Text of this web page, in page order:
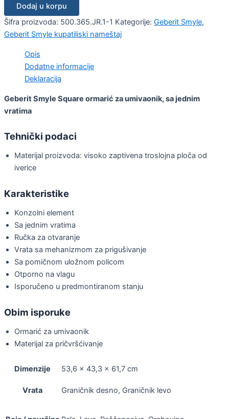
Dodaj u korpu
Šifra proizvoda: 500.365.JR.1-1 Kategorije: Geberit Smyle,
Geberit Smyle kupatiliski nameštaj
Opis
Dodatne informacije
Deklaracija
Geberit Smyle Square ormarić za umivaonik, sa jednim
vratima
Tehnički podaci
Materijal proizvoda: visoko zaptivena troslojna ploča od
iverice
Karakteristike
Konzolni element
Sa jednim vratima
Ručka za otvaranje
Vrata sa mehanizmom za prigušivanje
Sa pomičnom uložnom policom
Otporno na vlagu
Isporučeno u predmontiranom stanju
Obim isporuke
Ormarić za umivaonik
Materijal za pričvršćivanje
Dimenzije 53,6 × 43,3 × 61,7 cm
Vrata Graničnik desno, Graničnik levo